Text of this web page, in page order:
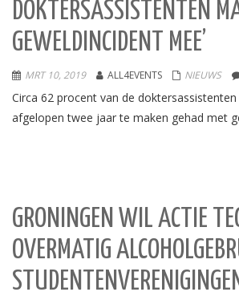
DOKTERSASSISTENTEN
GEWELDINCIDENT MEE’
MRT 10, 2019 ALL4EVENTS NIEUWS
Circa 62 procent van de
afgelopen twee jaar te maken gehad met
GRONINGEN WIL ACTIE
OVERMATIG